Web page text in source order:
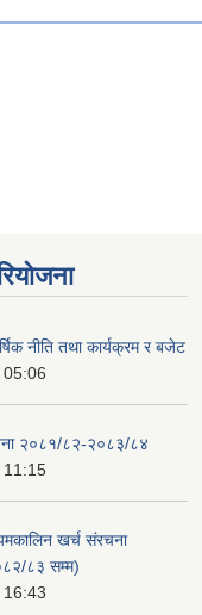
नीति तथा कार्यक्रम र बजेट
२०८१/८२-२०८३/८४
खर्च संरचना
८३ सम्म)